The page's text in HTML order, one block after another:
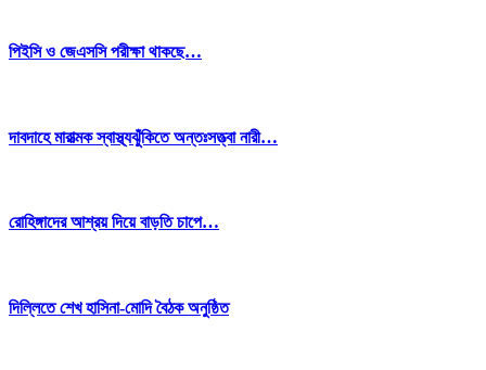
পিইসি ও জেএসসি পরীক্ষা থাকছে…
দাবদাহে মারাত্মক স্বাস্থ্যঝুঁকিতে অন্তঃসত্ত্বা নারী…
রোহিঙ্গাদের আশ্রয় দিয়ে বাড়তি চাপে…
দিল্লিতে শেখ হাসিনা-মোদি বৈঠক অনুষ্ঠিত